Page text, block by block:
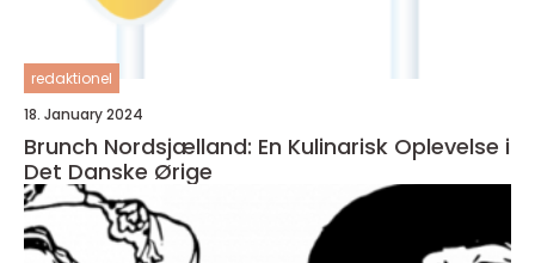
redaktionel
18. January 2024
Brunch Nordsjælland: En Kulinarisk Oplevelse i
Det Danske Ørige